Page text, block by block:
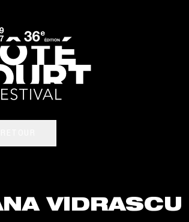
VIDRASCU